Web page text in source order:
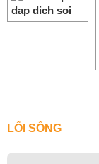
LỐI SỐNG